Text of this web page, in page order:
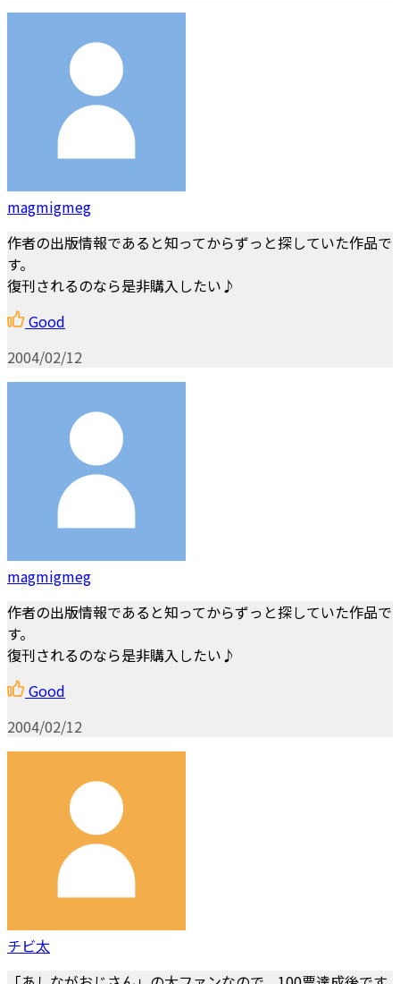
magmigmeg
作者の出版情報であると知ってからずっと探していた作品で
す。
復刊されるのなら是非購入したい♪
Good
2004/02/12
magmigmeg
作者の出版情報であると知ってからずっと探していた作品で
す。
復刊されるのなら是非購入したい♪
Good
2004/02/12
チビ太